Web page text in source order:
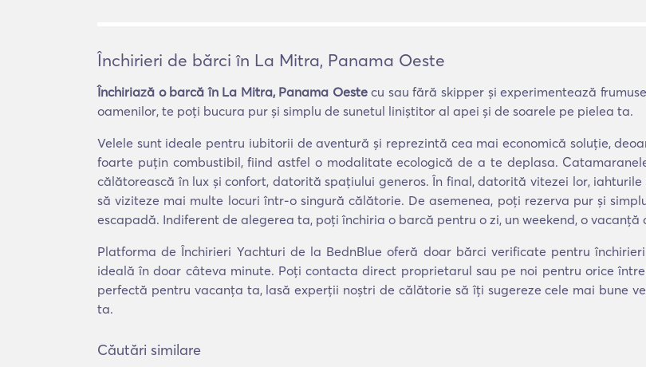
Închirieri de bărci în La Mitra, Panama Oeste
Închiriază o barcă în La Mitra, Panama Oestecu sau fără skipper și experimentează
oamenilor, te poți bucura pur și simplu de sunetul liniștitor al apei și de soarele pe pielea ta.
Velele sunt ideale pentru iubitorii de aventură și reprezintă cea mai economică soluție,
foarte puțin combustibil, fiind astfel o modalitate ecologică de a te deplasa.
călătorească în lux și confort, datorită spațiului generos. În final, datorită vitezei lor,
să viziteze mai multe locuri într-o singură călătorie. De asemenea, poți rezerva pur și
escapadă. Indiferent de alegerea ta, poți închiria o barcă pentru o zi, un weekend, o
Platforma de Închirieri Yachturi de la BednBlue oferă doar bărci verificate pentru
ideală în doar câteva minute. Poți contacta direct proprietarul sau pe noi pentru orice
perfectă pentru vacanța ta, lasă experții noștri de călătorie să îți sugereze cele mai bune
ta.
Căutări similare